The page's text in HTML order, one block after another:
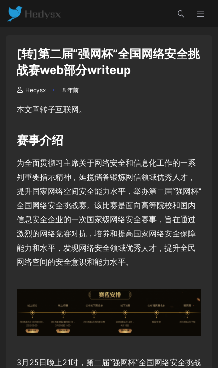
[转]第二届“强网杯”全国网络安全挑
战赛web部分writeup
Hedysx 8 年前
本文章转子互联网。
赛事介绍
为全面贯彻习主席关于网络安全和信息化工作的一系
列重要指示精神，延揽储备锻炼网信领域优秀人才，
提升国家网络空间安全能力水平，举办第二届“强网杯”
全国网络安全挑战赛。该比赛是面向高等院校和国内
信息安全企业的一次国家级网络安全赛事，旨在通过
激烈的网络竞赛对抗，培养和提高国家网络安全保障
能力和水平，发现网络安全领域优秀人才，提升全民
网络空间的安全意识和能力水平。
3月25日晚上21时，第二届“强网杯”全国网络安全挑战